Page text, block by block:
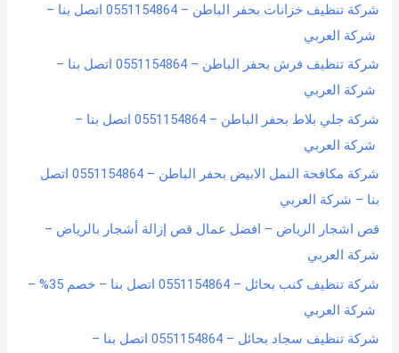
شركة تنظيف خزانات بحفر الباطن – 0551154864 اتصل بنا –
شركة العربي
شركة تنظيف فرش بحفر الباطن – 0551154864 اتصل بنا –
شركة العربي
شركة جلي بلاط بحفر الباطن – 0551154864 اتصل بنا –
شركة العربي
شركة مكافحة النمل الابيض بحفر الباطن – 0551154864 اتصل
بنا – شركة العربي
قص اشجار الرياض – افضل عمال قص إزالة أشجار بالرياض –
شركة العربي
شركة تنظيف كنب بحائل – 0551154864 اتصل بنا – خصم 35% –
شركة العربي
شركة تنظيف سجاد بحائل – 0551154864 اتصل بنا –